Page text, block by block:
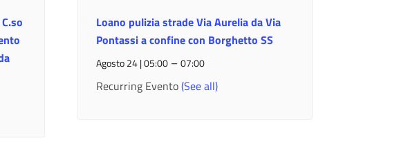
Loano pulizia strade Via Aurelia da Via
Pontassi a confine con Borghetto SS
Agosto 24 | 05:00 –07:00
Recurring Evento(See all)